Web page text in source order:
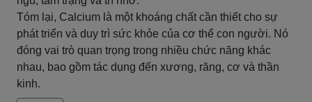
Tóm lại, Calcium là một khoáng chất cần thiết cho sự
phát triển và duy trì sức khỏe của cơ thể con người. Nó
đóng vai trò quan trọng trong nhiều chức năng khác
nhau, bao gồm tác dụng đến xương, răng, cơ và thần
kinh.